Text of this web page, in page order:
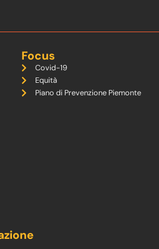
Focus
Covid-19
Equità
Piano di Prevenzione Piemonte